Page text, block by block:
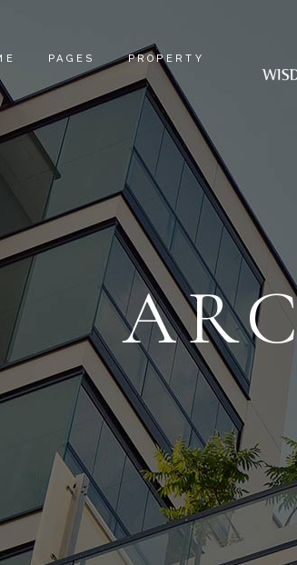
PAGES
ABOUT US
CONTACT US
PROPERTY
WISDOM PARK @
PROPERTY TYPES